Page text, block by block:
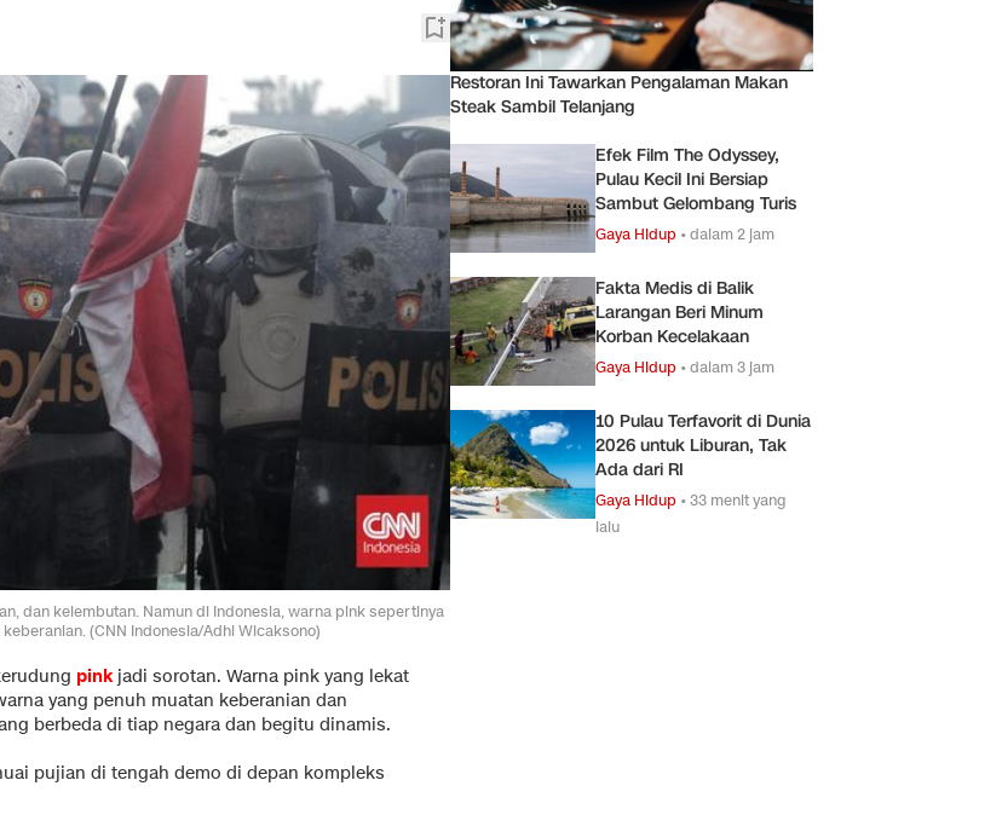
dan kelembutan. Namun di Indonesia, warna pink sepertinya
(CNN Indonesia/Adhi Wicaksono)
pinkjadi sorotan. Warna pink yang lekat
yang penuh muatan keberanian dan
berbeda di tiap negara dan begitu dinamis.
pujian di tengah demo di depan kompleks
Restoran Ini Tawarkan Pengalaman Makan
Steak Sambil Telanjang
Efek Film The Odyssey,
Pulau Kecil Ini Bersiap
Sambut Gelombang Turis
Gaya Hidup •dalam 2 jam
Fakta Medis di Balik
Larangan Beri Minum
Korban Kecelakaan
Gaya Hidup •dalam 3 jam
10 Pulau Terfavorit di Dunia
2026 untuk Liburan, Tak
Ada dari RI
Gaya Hidup •33 menit yang
lalu